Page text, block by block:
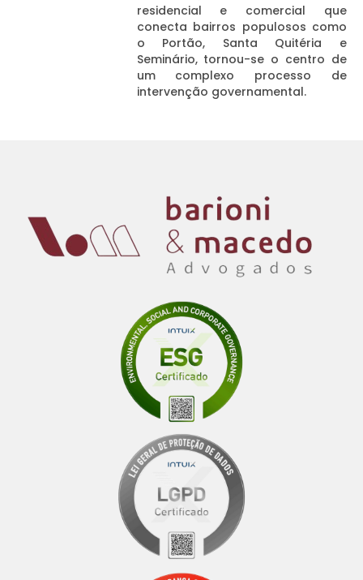
residencial e comercial que
conecta bairros populosos como
o Portão, Santa Quitéria e
Seminário, tornou-se o centro de
um complexo processo de
intervenção governamental.